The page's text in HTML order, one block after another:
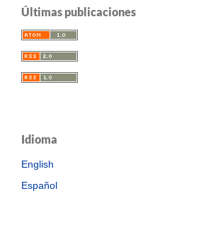
Últimas publicaciones
Idioma
English
Español